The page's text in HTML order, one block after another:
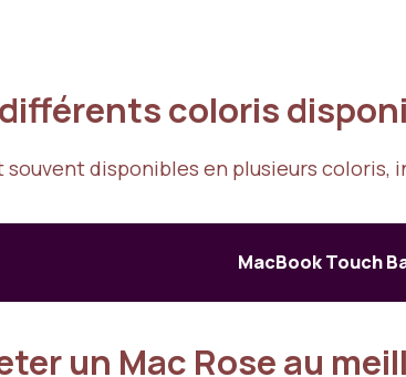
coloris
disponibles en plusieurs coloris,
MacBook Touch
un Mac Rose au